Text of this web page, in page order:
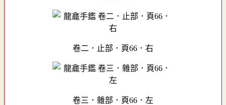
卷二．止部．頁66．右
卷三．雜部．頁66．左